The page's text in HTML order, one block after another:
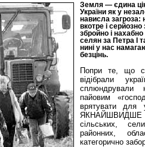
Земля — єдина
України як у
нависла загроза:
вкотре і
збройно і
селян за Петра І
нині у нас
безцінь.
Попри те, що
відібрали
сплюндрували
пайовим
врятувати для
ЯКНАЙШВИДШЕ
сільських,
районних,
категорично